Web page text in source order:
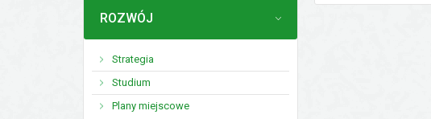
MENU
ROZWÓJ
Strategia
Studium
Plany miejscowe